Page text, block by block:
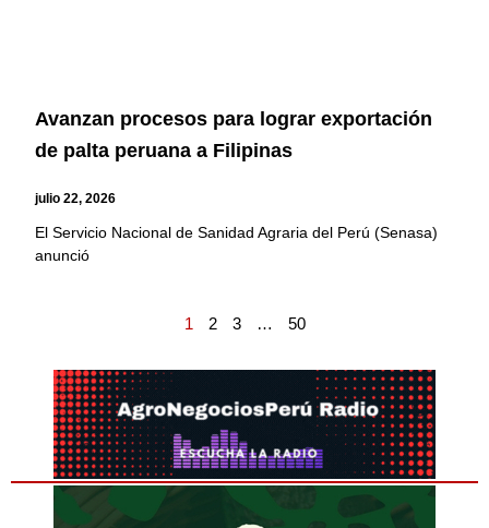
Avanzan procesos para lograr exportación
de palta peruana a Filipinas
julio 22, 2026
El Servicio Nacional de Sanidad Agraria del Perú (Senasa)
anunció
1 2 3 … 50